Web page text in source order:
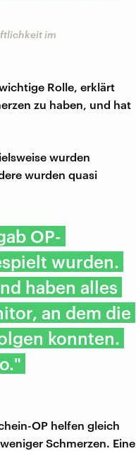
im
Rolle, erklärt
zu haben, und hat
wurden
wurden quasi
OP-
wurden.
haben alles
an dem die
konnten.
OP helfen gleich
Schmerzen. Eine